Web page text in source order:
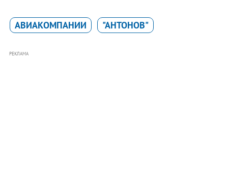
АВИАКОМПАНИИ "АНТОНОВ"
РЕКЛАМА